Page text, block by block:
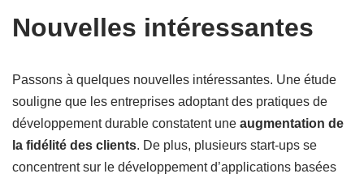
Nouvelles intéressantes
Passons à quelques nouvelles intéressantes. Une étude
souligne que les entreprises adoptant des pratiques de
développement durable constatent une augmentation de
la fidélité des clients. De plus, plusieurs start-ups se
concentrent sur le développement d’applications basées